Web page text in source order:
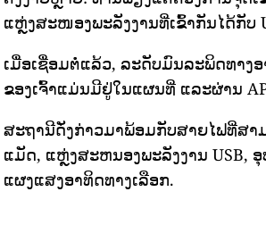
ແຫຼ່ງສະໜອງພະລັງງານທີ່ເຂົ້າກັນໄດ້ກັບ
ເມື່ອເຊື່ອມຕໍ່ແລ້ວ, ລະດັບມົນລະພິດທາງອ
ຂອງເຈົ້າແມ່ນມີຢູ່ໃນແຜນທີ່ ແລະຜ່ານ
ສະຖານີດັ່ງກ່າວມາພ້ອມກັບສາຍໄຟທີ່ສາ
ແມັດ, ແຫຼ່ງສະຫນອງພະລັງງານ USB,
ແຜງແສງອາທິດທາງເລືອກ.